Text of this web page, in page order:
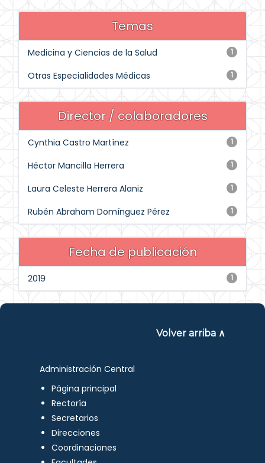
Temas
1
Medicina y Ciencias de la Salud
1
Otras Especialidades Médicas
Director / colaboradores
1
Cynthia Castro Martínez
1
Héctor Mancilla Herrera
1
Laura Celeste Herrera Alaniz
1
Rubén Abraham Domínguez Pérez
Fecha de publicación
1
2019
Volver arriba ∧
Administración Central
Página principal
Rectoría
Secretarios
Direcciones
Coordinaciones